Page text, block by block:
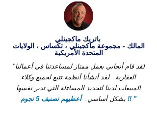
باتريك ماكجينلي
المالك - مجموعة ماكجينلي ، تكساس ، الولايات
المتحدة الأمريكية
"لقد قام أنجاني بعمل ممتاز لمساعدتنا في أعمالنا
العقارية. لقد أنشأنا أنظمة تتبع لجميع وكلاء
المبيعات لدينا لتحديد المساءلة التي تدير نفسها
بشكل أساسي. أعطيهم تصنيف 5 نجوم !! "